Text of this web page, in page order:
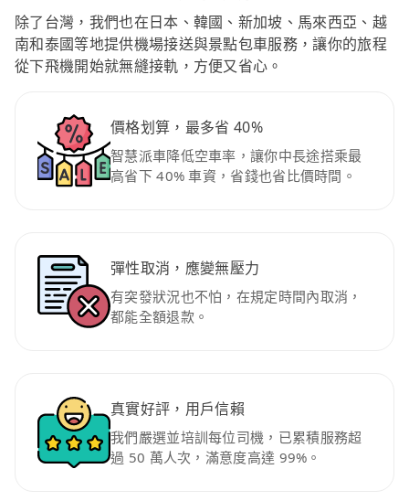
除了台灣，我們也在日本、韓國、新加坡、馬來西亞、越
南和泰國等地提供機場接送與景點包車服務，讓你的旅程
從下飛機開始就無縫接軌，方便又省心。
價格划算，最多省 40%
智慧派車降低空車率，讓你中長途搭乘最
高省下 40% 車資，省錢也省比價時間。
彈性取消，應變無壓力
有突發狀況也不怕，在規定時間內取消，
都能全額退款。
真實好評，用戶信賴
我們嚴選並培訓每位司機，已累積服務超
過 50 萬人次，滿意度高達 99%。